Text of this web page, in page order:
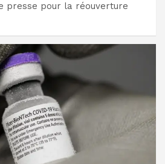
presse pour la réouverture